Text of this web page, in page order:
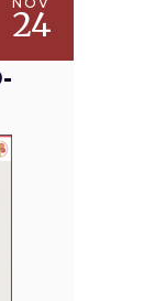
24